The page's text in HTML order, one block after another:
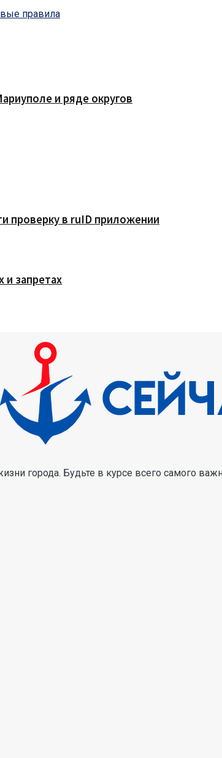
и ряде округов
проверку в ruID приложении
запретах
города. Будьте в курсе всего самого